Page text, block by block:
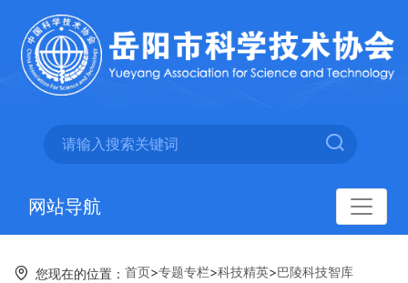
网站导航
您现在的位置： 首页>专题专栏>科技精英>巴陵科技智库